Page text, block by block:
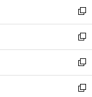
く
ド
ウ
で
開
く
ィ
ン
ド
ウ
で
開
く
い
ウ
ィ
ン
ド
ウ
で
新
し
い
ウ
ィ
ン
ド
新
し
い
ウ
ィ
新
し
い
新